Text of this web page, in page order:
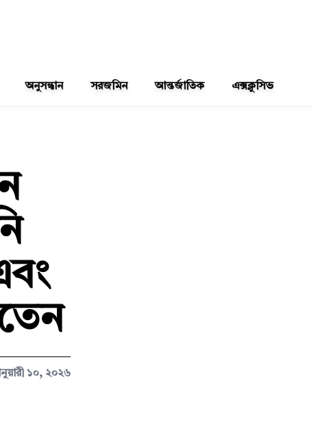
অনুসন্ধান সরজমিন আন্তর্জাতিক এক্সক্লুসিভ
১০, ২০২৬